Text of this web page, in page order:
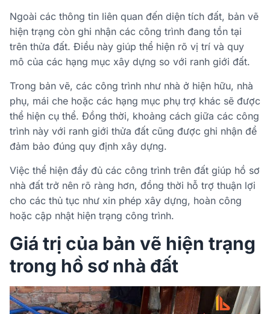
Ngoài các thông tin liên quan đến diện tích đất, bản vẽ
hiện trạng còn ghi nhận các công trình đang tồn tại
trên thửa đất. Điều này giúp thể hiện rõ vị trí và quy
mô của các hạng mục xây dựng so với ranh giới đất.
Trong bản vẽ, các công trình như nhà ở hiện hữu, nhà
phụ, mái che hoặc các hạng mục phụ trợ khác sẽ được
thể hiện cụ thể. Đồng thời, khoảng cách giữa các công
trình này với ranh giới thửa đất cũng được ghi nhận để
đảm bảo đúng quy định xây dựng.
Việc thể hiện đầy đủ các công trình trên đất giúp hồ sơ
nhà đất trở nên rõ ràng hơn, đồng thời hỗ trợ thuận lợi
cho các thủ tục như xin phép xây dựng, hoàn công
hoặc cập nhật hiện trạng công trình.
Giá trị của bản vẽ hiện trạng
trong hồ sơ nhà đất